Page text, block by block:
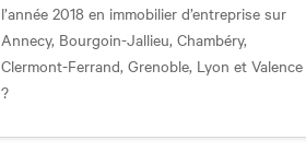
l’année 2018 en immobilier d’entreprise sur
Annecy, Bourgoin-Jallieu, Chambéry,
Clermont-Ferrand, Grenoble, Lyon et Valence
?